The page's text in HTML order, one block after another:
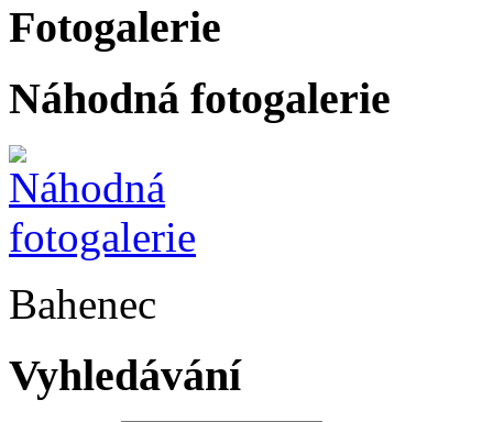
Fotogalerie
Náhodná fotogalerie
Bahenec
Vyhledávání